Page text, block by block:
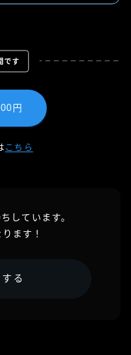
です
円
こちら
しています。
ます！
る